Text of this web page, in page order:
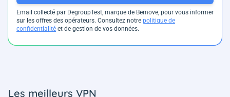
Email collecté par DegroupTest, marque de Bemove, pour vous informer
sur les offres des opérateurs. Consultez notre politique de
confidentialité et de gestion de vos données.
Les meilleurs VPN